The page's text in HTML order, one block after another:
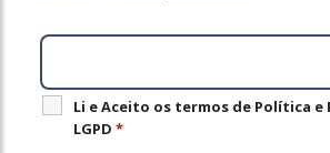
Li e Aceito os termos de Política e
LGPD *